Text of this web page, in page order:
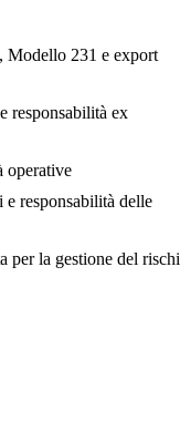
Modello 231 e export
responsabilità ex
operative
responsabilità delle
per la gestione del